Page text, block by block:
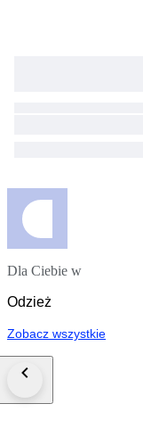
Dla Ciebie w
Odzież
Zobacz wszystkie